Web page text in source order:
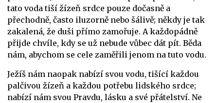
tato voda tiší žízeň srdce pouze dočasně a
přechodně, často iluzorně nebo šálivě; někdy je tak
zakalená, že duši přímo zamořuje. A každopádně
přijde chvíle, kdy se už nebude vůbec dát pít. Běda
nám, abychom se cele zaměřili jenom na tuto vodu.
Ježíš nám naopak nabízí svou vodu, tišící každou
palčivou žízeň a každou potřebu lidského srdce;
nabízí nám svou Pravdu, lásku a své přátelství. Ne